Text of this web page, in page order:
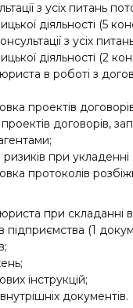
з усіх питань
діяльності (5
з усіх
діяльності (2
в роботі з
проектів
проектів договорів,
ризиків при укладенні
протоколів
при складанні
підприємства (1
інструкцій;
документів.